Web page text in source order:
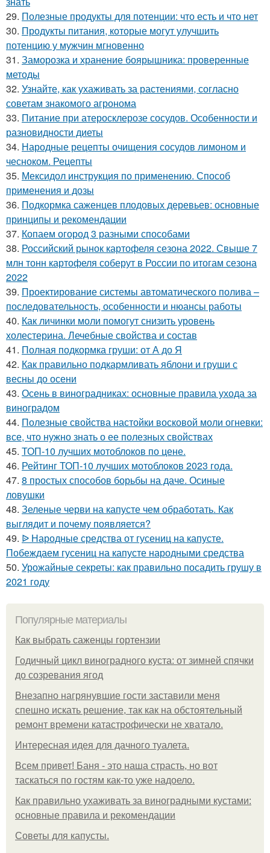
29. Полезные продукты для потенции: что есть и что нет
30. Продукты питания, которые могут улучшить
потенцию у мужчин мгновенно
31. Заморозка и хранение боярышника: проверенные
методы
32. Узнайте, как ухаживать за растениями, согласно
советам знакомого агронома
33. Питание при атеросклерозе сосудов. Особенности и
разновидности диеты
34. Народные рецепты очищения сосудов лимоном и
чесноком. Рецепты
35. Мексидол инструкция по применению. Способ
применения и дозы
36. Подкормка саженцев плодовых деревьев: основные
принципы и рекомендации
37. Копаем огород 3 разными способами
38. Российский рынок картофеля сезона 2022. Свыше 7
млн тонн картофеля соберут в России по итогам сезона
2022
39. Проектирование системы автоматического полива –
последовательность, особенности и нюансы работы
40. Как личинки моли помогут снизить уровень
холестерина. Лечебные свойства и состав
41. Полная подкормка груши: от А до Я
42. Как правильно подкармливать яблони и груши с
весны до осени
43. Осень в виноградниках: основные правила ухода за
виноградом
44. Полезные свойства настойки восковой моли огневки:
все, что нужно знать о ее полезных свойствах
45. ТОП-10 лучших мотоблоков по цене.
46. Рейтинг ТОП-10 лучших мотоблоков 2023 года.
47. 8 простых способов борьбы на даче. Осиные
ловушки
48. Зеленые черви на капусте чем обработать. Как
выглядит и почему появляется?
49. ᐉ Народные средства от гусениц на капусте.
Побеждаем гусениц на капусте народными средства
50. Урожайные секреты: как правильно посадить грушу в
2021 году
Популярные материалы
Как выбрать саженцы гортензии
Годичный цикл виноградного куста: от зимней спячки
до созревания ягод
Внезапно нагрянувшие гости заставили меня
спешно искать решение, так как на обстоятельный
ремонт времени катастрофически не хватало.
Интересная идея для дачного туалета.
Всем привет! Баня - это наша страсть, но вот
таскаться по гостям как-то уже надоело.
Как правильно ухаживать за виноградными кустами:
основные правила и рекомендации
Советы для капусты.